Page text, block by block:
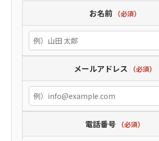
お名前 （必須）
メールアドレス （必須）
電話番号 （必須）